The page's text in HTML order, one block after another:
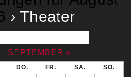
› Theater
SEPTEMBER»
DO. FR. SA. SO.